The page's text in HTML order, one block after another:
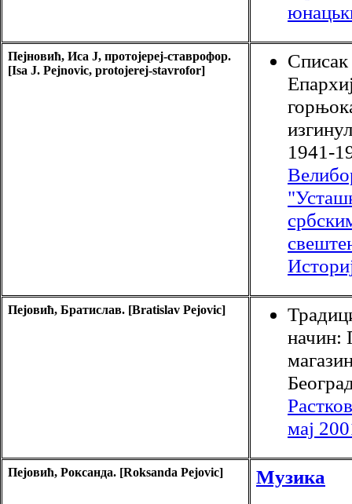
Пејновић, Иса Ј, протојереј-ставрофор.
[Isa J. Pejnovic, protojerej-stavrofor]
1941-
Пејовић, Братислав. [Bratislav Pejovic]
начин:
мај
Пејовић, Роксанда. [Roksanda Pejovic]
Музика